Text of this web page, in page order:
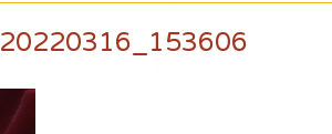
20220316_153606